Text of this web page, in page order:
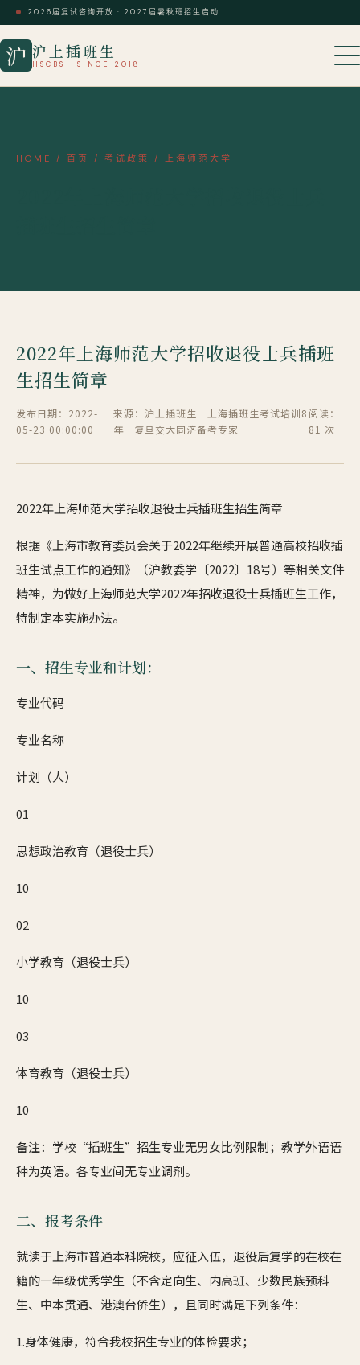
2026届复试咨询开放 · 2027届暑秋班招生启动
沪 沪上插班生
HSCBS · SINCE 2018
HOME / 首页 / 考试政策 / 上海师范大学
2022年上海师范大学招收退役士兵插班
生招生简章
发布日期：2022-
05-23 00:00:00
来源：沪上插班生｜上海插班生考试培训8
年｜复旦交大同济备考专家
阅读：
81 次
2022年上海师范大学招收退役士兵插班生招生简章
根据《上海市教育委员会关于2022年继续开展普通高校招收插
班生试点工作的通知》（沪教委学〔2022〕18号）等相关文件
精神，为做好上海师范大学2022年招收退役士兵插班生工作，
特制定本实施办法。
一、招生专业和计划：
专业代码
专业名称
计划（人）
01
思想政治教育（退役士兵）
10
02
小学教育（退役士兵）
10
03
体育教育（退役士兵）
10
备注：学校“插班生”招生专业无男女比例限制；教学外语语
种为英语。各专业间无专业调剂。
二、报考条件
就读于上海市普通本科院校，应征入伍，退役后复学的在校在
籍的一年级优秀学生（不含定向生、内高班、少数民族预科
生、中本贯通、港澳台侨生），且同时满足下列条件：
1.身体健康，符合我校招生专业的体检要求；